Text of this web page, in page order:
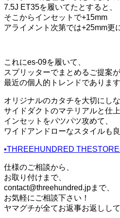
7.5J ET35を履いてたとすると、
そこからインセットで+15mm
アライメント次第では+25mm更
これにes-09を履いて、
スプリッターでまとめるご提案が
最近の個人的トレンドでありま
オリジナルのカタチを大切にしな
サイドダクトのマテリアルと仕
インセットをパツパツ攻めて、
ワイドアンドローなスタイルも良
▪️THREEHUNDRED
仕様のご相談から、
お取り付けまで、
contact@threehundred.jpまで、
お気軽にご相談下さい！
ヤマグチが全てお返事お返しして